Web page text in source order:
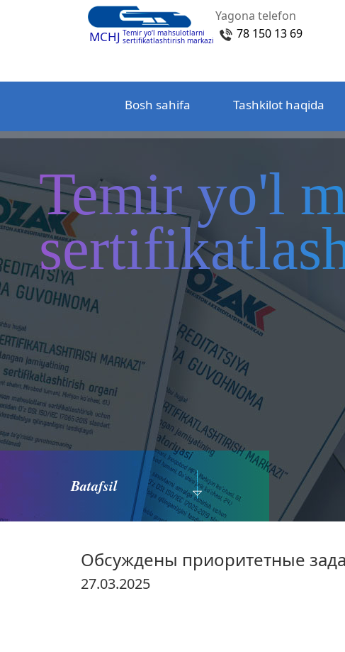
MCHJ Temir yo‘l mahsulotlarni
sertifikatlashtirish markazi
Yagona telefon
78 150 13 69
Bosh sahifa Tashkilot haqida
Temir yo'l
Batafsil
Обсуждены приоритетные
27.03.2025